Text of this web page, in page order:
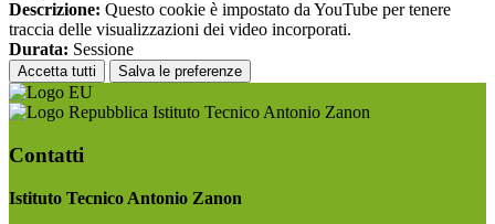
Descrizione: Questo cookie è impostato da YouTube per tenere
traccia delle visualizzazioni dei video incorporati.
Durata: Sessione
Accetta tutti Salva le preferenze
Istituto Tecnico Antonio Zanon
Contatti
Istituto Tecnico Antonio Zanon